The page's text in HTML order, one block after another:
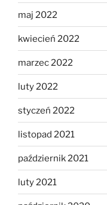
maj 2022
kwiecień 2022
marzec 2022
luty 2022
styczeń 2022
listopad 2021
październik 2021
luty 2021